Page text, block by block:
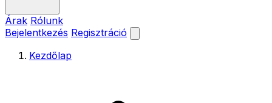
Árak Rólunk
Bejelentkezés Regisztráció
Kezdőlap